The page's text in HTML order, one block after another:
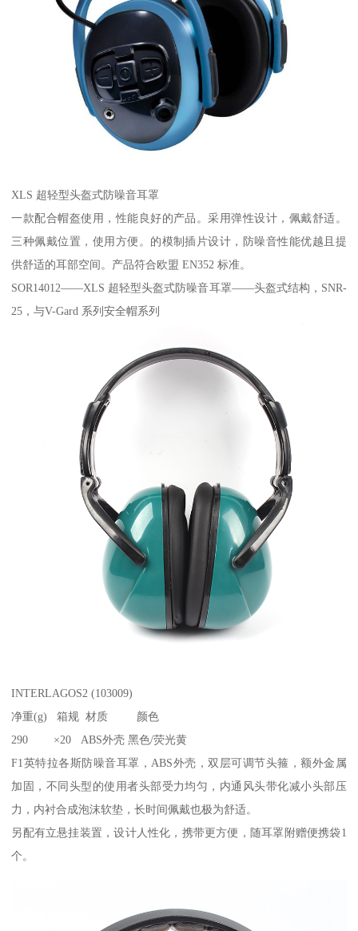
XLS 超轻型头盔式防噪音耳罩
一款配合帽盔使用，性能良好的产品。采用弹性设计，佩戴舒适。
三种佩戴位置，使用方便。的模制插片设计，防噪音性能优越且提
供舒适的耳部空间。产品符合欧盟 EN352 标准。
SOR14012——XLS 超轻型头盔式防噪音耳罩——头盔式结构，SNR-
25，与V-Gard 系列安全帽系列
INTERLAGOS2 (103009)
净重(g) 箱规 材质 颜色
290 ×20 ABS外壳 黑色/荧光黄
F1英特拉各斯防噪音耳罩，ABS外壳，双层可调节头箍，额外金属
加固，不同头型的使用者头部受力均匀，内通风头带化减小头部压
力，内衬合成泡沫软垫，长时间佩戴也极为舒适。
另配有立悬挂装置，设计人性化，携带更方便，随耳罩附赠便携袋1
个。